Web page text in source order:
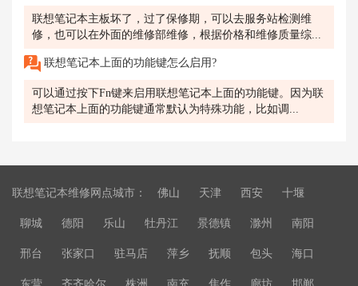
联想笔记本主板坏了，过了保修期，可以去服务站检测维
修，也可以在外面的维修部维修，根据价格和维修质量综...
联想笔记本上面的功能键怎么启用?
可以通过按下Fn键来启用联想笔记本上面的功能键。因为联
想笔记本上面的功能键通常默认为特殊功能，比如调...
联想笔记本维修网点城市： 佛山 天津 西安 十堰
聊城 德阳 乐山 牡丹江 景德镇 滁州 南阳
邢台 张家口 驻马店 萍乡 抚顺 包头 海口